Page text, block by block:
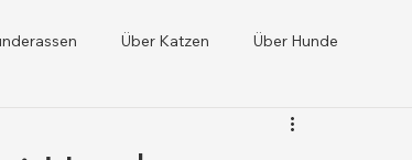
Über Katzen Über Hunde